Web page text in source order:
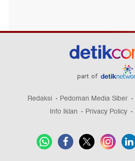
part of
Redaksi Pedoman Media Siber
Info Iklan
Privacy Policy